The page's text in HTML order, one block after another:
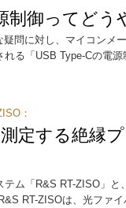
制御ってどう
問に対し、マイコンメ
る「USB Type-Cの電
：
定する絶縁
ム「R&S RT-ZISO」
RT-ZISOは、光ファ